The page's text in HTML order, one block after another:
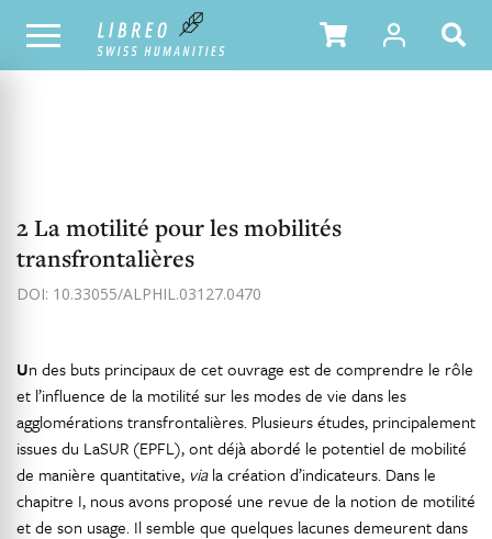
NOTRE CATALOGUE TABLE DES MATIÈRES
2 La motilité pour les mobilités
transfrontalières
DOI: 10.33055/ALPHIL.03127.0470
Un des buts principaux de cet ouvrage est de comprendre le rôle
et l’influence de la motilité sur les modes de vie dans les
agglomérations transfrontalières. Plusieurs études, principalement
issues du LaSUR (EPFL), ont déjà abordé le potentiel de mobilité
de manière quantitative, viala création d’indicateurs. Dans le
chapitre I, nous avons proposé une revue de la notion de motilité
et de son usage. Il semble que quelques lacunes demeurent dans